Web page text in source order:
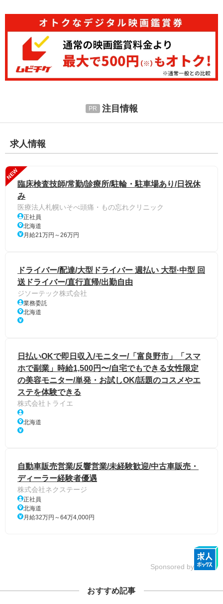
注目情報
求人情報
NEW
臨床検査技師/常勤/診療所/駐輪・駐車場あり/日祝休
み
医療法人札幌いそべ頭痛・もの忘れクリニック
正社員
北海道
月給21万円～26万円
ドライバー/配達/大型ドライバー 週払い 大型·中型 回
送ドライバー/直行直帰/出勤自由
ジソーテック株式会社
業務委託
北海道
日払いOKで即日収入/モニター/「富良野市」「スマ
ホで副業」時給1,500円〜/自宅でもできる女性限定
の美容モニター/単発・お試しOK/話題のコスメやエ
ステを体験できる
株式会社トライエ
北海道
自動車販売営業/反響営業/未経験歓迎/中古車販売・
ディーラー経験者優遇
株式会社ネクステージ
正社員
北海道
月給32万円～64万4,000円
Sponsored by
おすすめ記事